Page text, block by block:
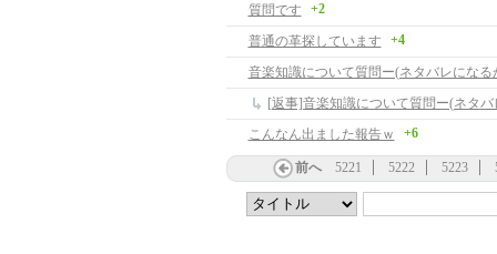
質問です
+2
普通の革探しています +4
音楽知識について質問ー(ネタバレになる
[返事]音楽知識について質問ー(ネタ
こんなん出ました報告ｗ
+6
前へ 5221 5222 5223